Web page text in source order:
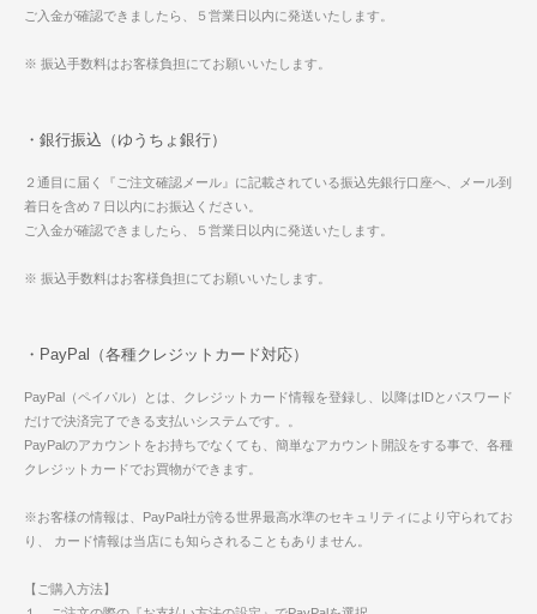
ご入金が確認できましたら、５営業日以内に発送いたします。
※ 振込手数料はお客様負担にてお願いいたします。
・銀行振込（ゆうちょ銀行）
２通目に届く『ご注文確認メール』に記載されている振込先銀行口座へ、メール到
着日を含め７日以内にお振込ください。
ご入金が確認できましたら、５営業日以内に発送いたします。
※ 振込手数料はお客様負担にてお願いいたします。
・PayPal（各種クレジットカード対応）
PayPal（ペイパル）とは、クレジットカード情報を登録し、以降はIDとパスワード
だけで決済完了できる支払いシステムです。。
PayPalのアカウントをお持ちでなくても、簡単なアカウント開設をする事で、各種
クレジットカードでお買物ができます。
※お客様の情報は、PayPal社が誇る世界最高水準のセキュリティにより守られてお
り、 カード情報は当店にも知らされることもありません。
【ご購入方法】